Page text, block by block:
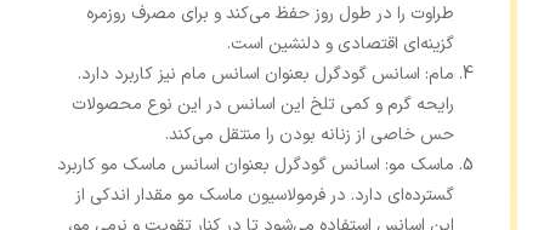
طراوت را در طول روز حفظ می‌کند و برای مصرف روزمره
گزینه‌ای اقتصادی و دلنشین است.
مام: اسانس گودگرل بعنوان اسانس مام نیز کاربرد دارد.
رایحه گرم و کمی تلخ این اسانس در این نوع محصولات
حس خاصی از زنانه بودن را منتقل می‌کند.
ماسک مو: اسانس گودگرل بعنوان اسانس ماسک مو کاربرد
گسترده‌ای دارد. در فرمولاسیون ماسک مو مقدار اندکی از